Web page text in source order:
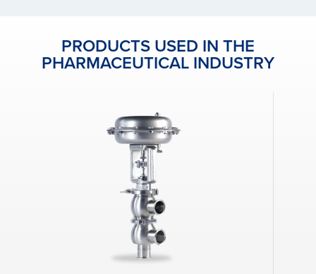
PRODUCTS USED IN THE
PHARMACEUTICAL INDUSTRY